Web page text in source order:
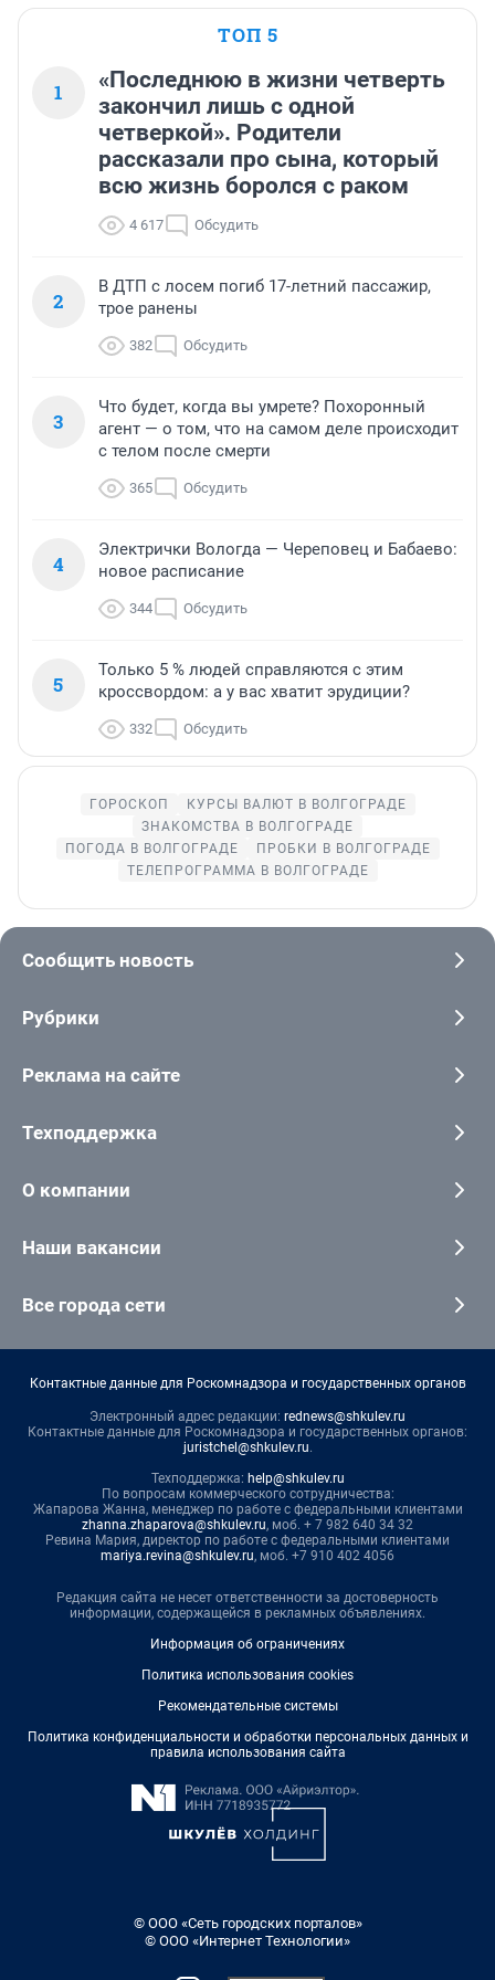
ТОП 5
1
«Последнюю в жизни четверть
закончил лишь с одной
четверкой». Родители
рассказали про сына, который
всю жизнь боролся с раком
4 617 Обсудить
2
В ДТП с лосем погиб 17-летний пассажир,
трое ранены
382 Обсудить
3
Что будет, когда вы умрете? Похоронный
агент — о том, что на самом деле происходит
с телом после смерти
365 Обсудить
4
Электрички Вологда — Череповец и Бабаево:
новое расписание
344 Обсудить
5
Только 5 % людей справляются с этим
кроссвордом: а у вас хватит эрудиции?
332 Обсудить
ГОРОСКОП
КУРСЫ ВАЛЮТ В ВОЛГОГРАДЕ
ЗНАКОМСТВА В ВОЛГОГРАДЕ
ПОГОДА В ВОЛГОГРАДЕ
ПРОБКИ В ВОЛГОГРАДЕ
ТЕЛЕПРОГРАММА В ВОЛГОГРАДЕ
Сообщить новость
Рубрики
Реклама на сайте
Техподдержка
О компании
Наши вакансии
Все города сети
Контактные данные для Роскомнадзора и государственных органов
Электронный адрес редакции: rednews@shkulev.ru
Контактные данные для Роскомнадзора и государственных органов:
juristchel@shkulev.ru.
Техподдержка: help@shkulev.ru
По вопросам коммерческого сотрудничества:
Жапарова Жанна, менеджер по работе с федеральными клиентами
zhanna.zhaparova@shkulev.ru, моб. + 7 982 640 34 32
Ревина Мария, директор по работе с федеральными клиентами
mariya.revina@shkulev.ru, моб. +7 910 402 4056
Редакция сайта не несет ответственности за достоверность
информации, содержащейся в рекламных объявлениях.
Информация об ограничениях
Политика использования cookies
Рекомендательные системы
Политика конфиденциальности и обработки персональных данных и
правила использования сайта
© ООО «Сеть городских порталов»
© ООО «Интернет Технологии»